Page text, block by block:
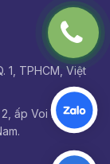
1, TPHCM, Việt
ấp Voi Lá, Long